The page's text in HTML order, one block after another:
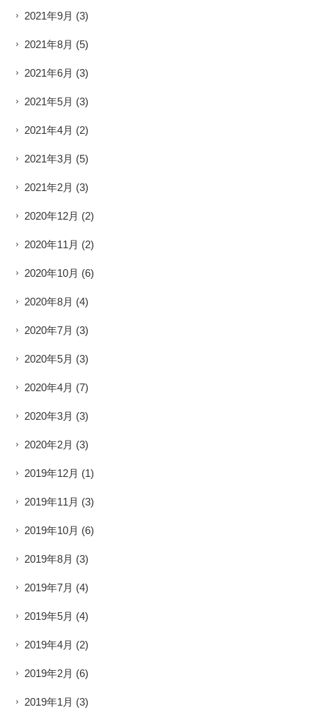
2021年9月 (3)
2021年8月 (5)
2021年6月 (3)
2021年5月 (3)
2021年4月 (2)
2021年3月 (5)
2021年2月 (3)
2020年12月 (2)
2020年11月 (2)
2020年10月 (6)
2020年8月 (4)
2020年7月 (3)
2020年5月 (3)
2020年4月 (7)
2020年3月 (3)
2020年2月 (3)
2019年12月 (1)
2019年11月 (3)
2019年10月 (6)
2019年8月 (3)
2019年7月 (4)
2019年5月 (4)
2019年4月 (2)
2019年2月 (6)
2019年1月 (3)